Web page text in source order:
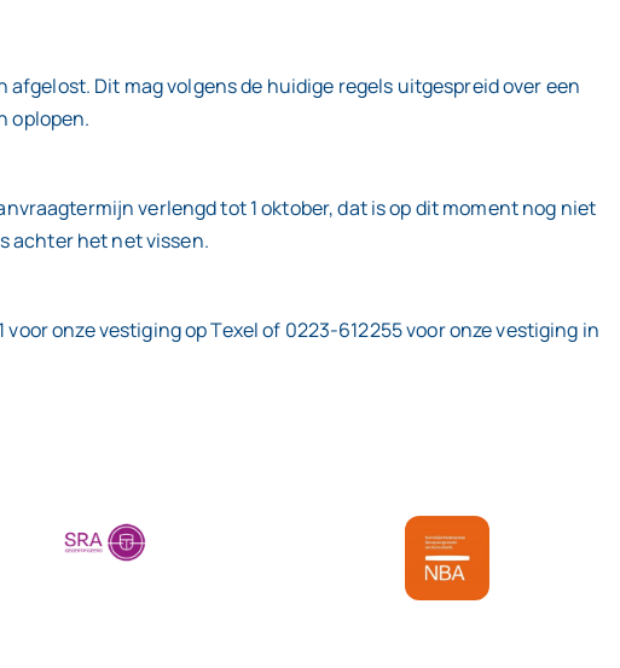
Dit mag volgens de huidige regels uitgespreid over een
oplopen.
verlengd tot 1 oktober, dat is op dit moment nog niet
achter het net vissen.
onze vestiging op Texel of 0223-612255 voor onze vestiging in